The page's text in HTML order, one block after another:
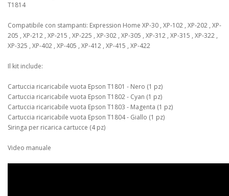
T1814
Compatibile con stampanti: Expression Home XP-30 , XP-102 , XP-202 , XP-
205 , XP-212 , XP-215 , XP-225 , XP-302 , XP-305 , XP-312 , XP-315 , XP-322 ,
XP-325 , XP-402 , XP-405 , XP-412 , XP-415 , XP-422
Il kit include:
Cartuccia ricaricabile vuota Epson T1801 - Nero (1 pz)
Cartuccia ricaricabile vuota Epson T1802 - Cyan (1 pz)
Cartuccia ricaricabile vuota Epson T1803 - Magenta (1 pz)
Cartuccia ricaricabile vuota Epson T1804 - Giallo (1 pz)
Siringa per ricarica cartucce (4 pz)
Video manuale